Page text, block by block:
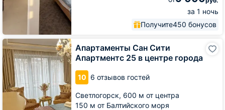
за 1 ночь
Получите450 бонусов
Апартаменты Сан Сити
Апартментс 25 в центре города
10 6 отзывов гостей
Светлогорск, 600 м от центра
150 м от Балтийского моря
Апартаменты
Сан
Сити
Апартментс
25
в
центре